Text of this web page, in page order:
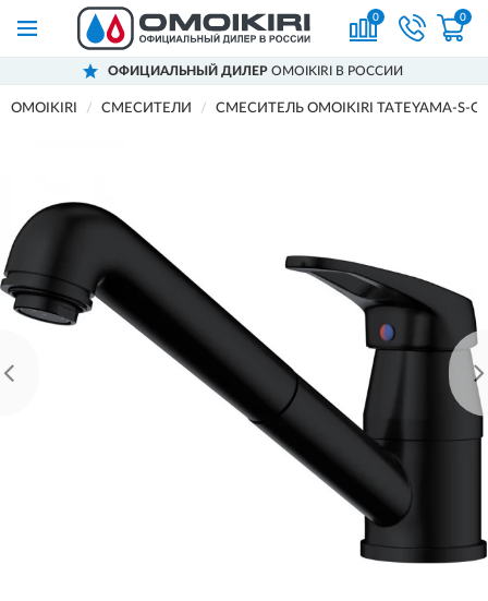
0 0
ОФИЦИАЛЬНЫЙ ДИЛЕР OMOIKIRI В РОССИИ
OMOIKIRI СМЕСИТЕЛИ СМЕСИТЕЛЬ OMOIKIRI TATEYAMA-S-